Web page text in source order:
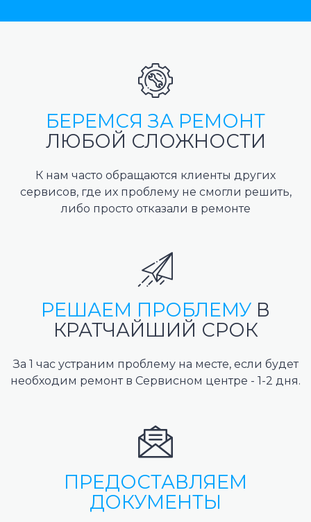
БЕРЕМСЯ ЗА РЕМОНТ
ЛЮБОЙ СЛОЖНОСТИ
К нам часто обращаются клиенты других
сервисов, где их проблему не смогли решить,
либо просто отказали в ремонте
РЕШАЕМ ПРОБЛЕМУ В
КРАТЧАЙШИЙ СРОК
За 1 час устраним проблему на месте, если будет
необходим ремонт в Сервисном центре - 1-2 дня.
ПРЕДОСТАВЛЯЕМ
ДОКУМЕНТЫ